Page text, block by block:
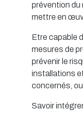
prévention du
mettre en
Etre capable
mesures de
prévenir le
installations
concernés,
Savoir